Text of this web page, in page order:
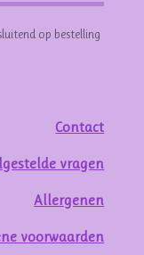
op bestelling
Contact
vragen
Allergenen
voorwaarden